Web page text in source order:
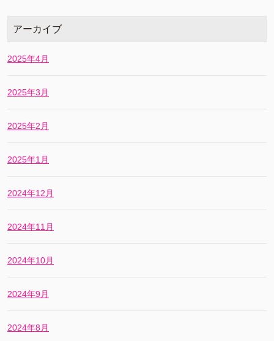
アーカイブ
2025年4月
2025年3月
2025年2月
2025年1月
2024年12月
2024年11月
2024年10月
2024年9月
2024年8月